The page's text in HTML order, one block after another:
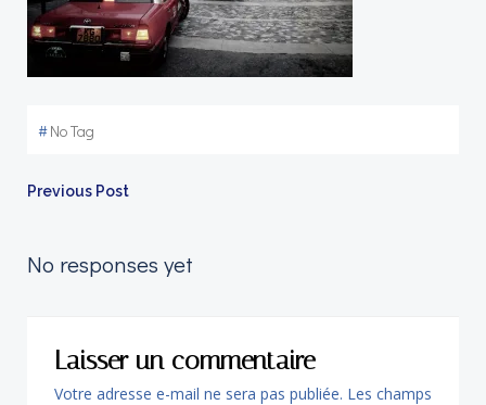
#No Tag
Navigation
de
Previous Post
No responses yet
Laisser un commentaire
Votre adresse e-mail ne sera pas publiée. Les champs